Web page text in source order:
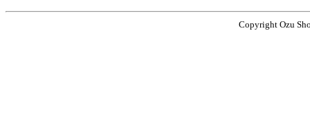
Copyright Ozu